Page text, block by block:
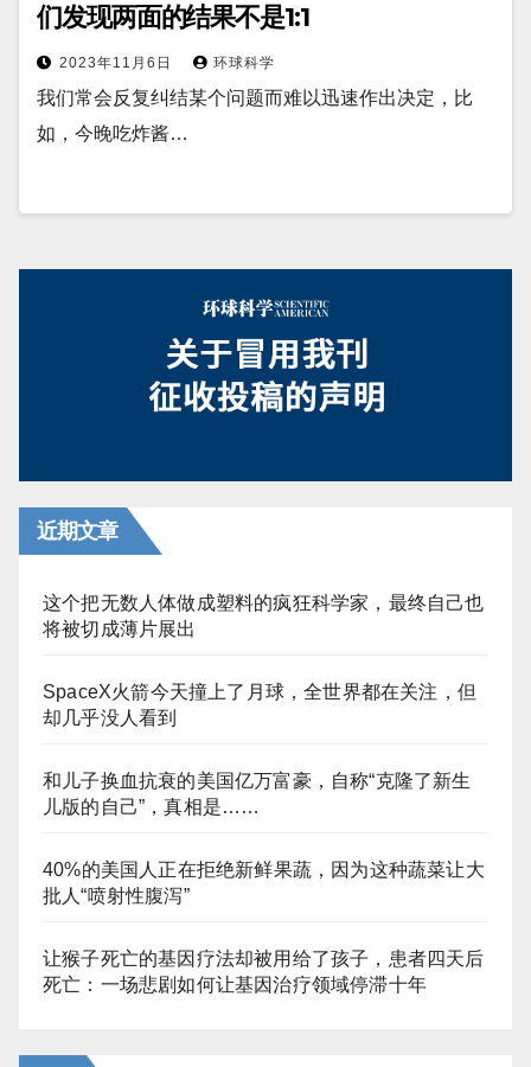
们发现两面的结果不是1:1
2023年11月6日 环球科学
我们常会反复纠结某个问题而难以迅速作出决定，比
如，今晚吃炸酱…
近期文章
这个把无数人体做成塑料的疯狂科学家，最终自己也
将被切成薄片展出
SpaceX火箭今天撞上了月球，全世界都在关注，但
却几乎没人看到
和儿子换血抗衰的美国亿万富豪，自称“克隆了新生
儿版的自己”，真相是……
40%的美国人正在拒绝新鲜果蔬，因为这种蔬菜让大
批人“喷射性腹泻”
让猴子死亡的基因疗法却被用给了孩子，患者四天后
死亡：一场悲剧如何让基因治疗领域停滞十年